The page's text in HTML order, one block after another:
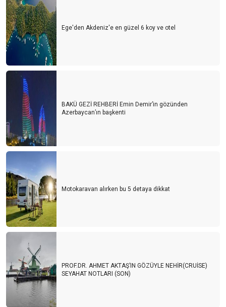
Ege'den Akdeniz'e en güzel 6 koy ve otel
BAKÜ GEZİ REHBERİ Emin Demir’in gözünden
Azerbaycan’ın başkenti
Motokaravan alırken bu 5 detaya dikkat
PROF.DR. AHMET AKTAŞ’IN GÖZÜYLE NEHİR(CRUİSE)
SEYAHAT NOTLARI (SON)